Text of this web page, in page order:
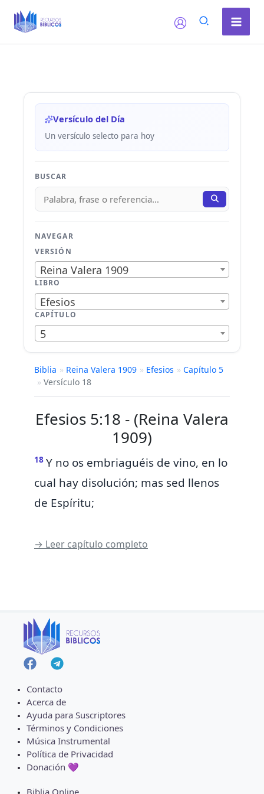
Versículo del Día
Un versículo selecto para hoy
BUSCAR
NAVEGAR
VERSIÓN
Reina Valera 1909
LIBRO
Efesios
CAPÍTULO
5
Biblia » Reina Valera 1909 » Efesios » Capítulo 5
» Versículo 18
Efesios 5:18 - (Reina Valera
1909)
18 Y no os embriaguéis de vino, en lo
cual hay disolución; mas sed llenos
de Espíritu;
→ Leer capítulo completo
Contacto
Acerca de
Ayuda para Suscriptores
Términos y Condiciones
Música Instrumental
Política de Privacidad
Donación 💜